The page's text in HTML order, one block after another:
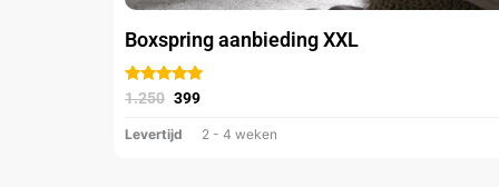
Boxspring aanbieding XXL
Gewaardeerd
1.250 399
Levertijd 2 - 4 weken